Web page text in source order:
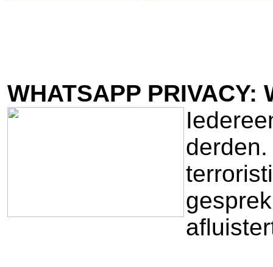
WHATSAPP PRIVACY: